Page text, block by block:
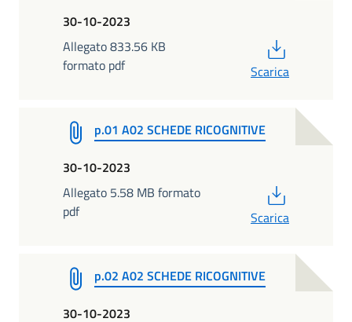
30-10-2023
Allegato 833.56 KB
formato pdf
Scarica
p.01 A02 SCHEDE RICOGNITIVE
30-10-2023
Allegato 5.58 MB formato
pdf
Scarica
p.02 A02 SCHEDE RICOGNITIVE
30-10-2023